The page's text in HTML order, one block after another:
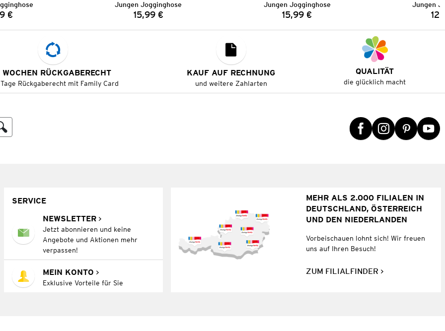
€
Jungen Jogginghose
Preis:
15,99 €
Jungen Jogginghose
Preis:
15,99 €
Jungen
RÜCKGABERECHT
Rückgaberecht mit Family Card
KAUF AUF RECHNUNG
und weitere Zahlarten
QUALITÄT
die glücklich macht
SERVICE
NEWSLETTER
Jetzt abonnieren und keine
Angebote und Aktionen mehr
verpassen!
MEIN KONTO
Exklusive Vorteile für Sie
MEHR ALS 2.000 FILIALEN IN
DEUTSCHLAND, ÖSTERREICH
UND DEN NIEDERLANDEN
Vorbeischauen lohnt sich! Wir freuen
uns auf Ihren Besuch!
ZUM FILIALFINDER